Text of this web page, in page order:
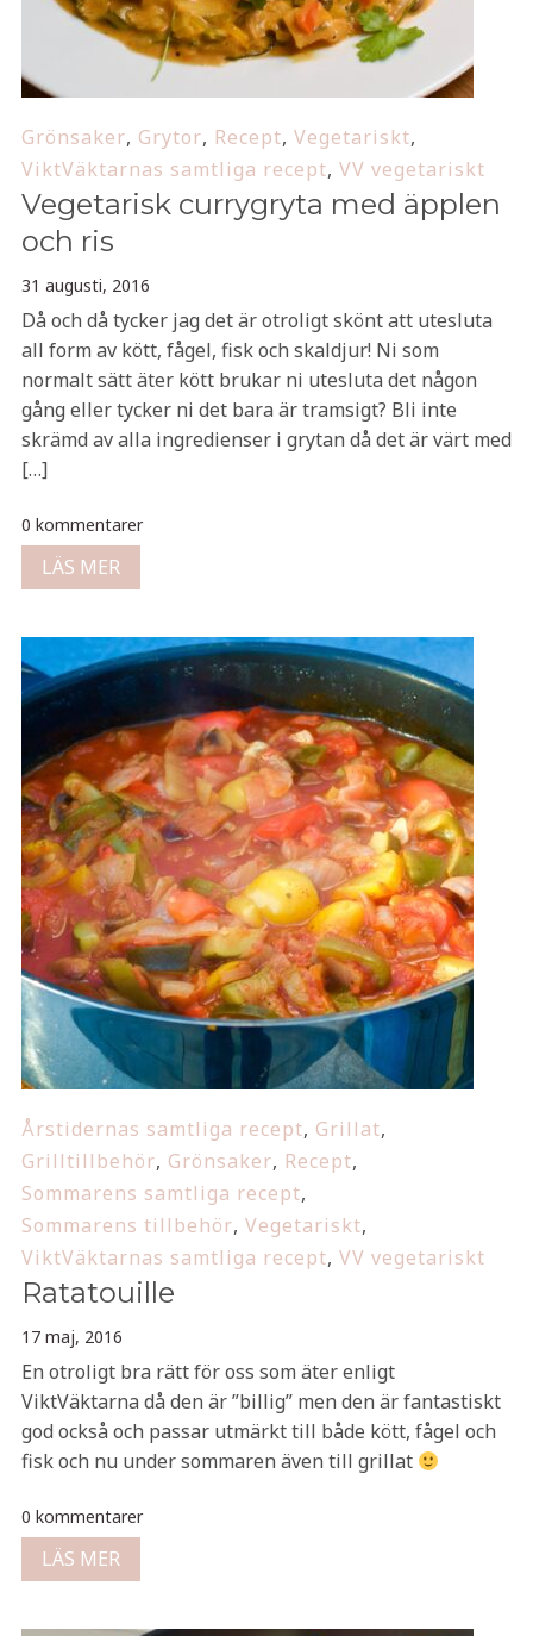
Grönsaker, Grytor, Recept, Vegetariskt,
ViktVäktarnas samtliga recept, VV vegetariskt
Vegetarisk currygryta med äpplen
och ris
31 augusti, 2016
Då och då tycker jag det är otroligt skönt att utesluta
all form av kött, fågel, fisk och skaldjur! Ni som
normalt sätt äter kött brukar ni utesluta det någon
gång eller tycker ni det bara är tramsigt? Bli inte
skrämd av alla ingredienser i grytan då det är värt med
[…]
0 kommentarer
LÄS MER
Årstidernas samtliga recept, Grillat,
Grilltillbehör, Grönsaker, Recept,
Sommarens samtliga recept,
Sommarens tillbehör, Vegetariskt,
ViktVäktarnas samtliga recept, VV vegetariskt
Ratatouille
17 maj, 2016
En otroligt bra rätt för oss som äter enligt
ViktVäktarna då den är ”billig” men den är fantastiskt
god också och passar utmärkt till både kött, fågel och
fisk och nu under sommaren även till grillat
0 kommentarer
LÄS MER